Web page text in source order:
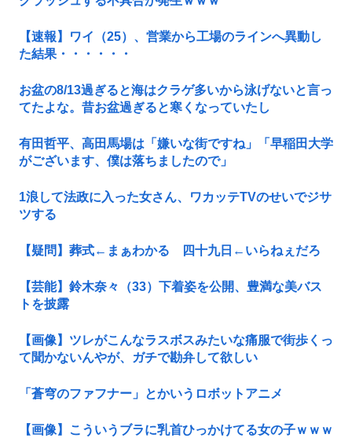
【速報】ワイ（25）、営業から工場のラインへ異動し
た結果・・・・・・
お盆の8/13過ぎると海はクラゲ多いから泳げないと言っ
てたよな。昔お盆過ぎると寒くなっていたし
有田哲平、高田馬場は「嫌いな街ですね」「早稲田大学
がございます、僕は落ちましたので」
1浪して法政に入った女さん、ワカッテTVのせいでジサ
ツする
【疑問】葬式←まぁわかる 四十九日←いらねぇだろ
【芸能】鈴木奈々（33）下着姿を公開、豊満な美バス
トを披露
【画像】ツレがこんなラスボスみたいな痛服で街歩くっ
て聞かないんやが、ガチで勘弁して欲しい
「蒼穹のファフナー」とかいうロボットアニメ
【画像】こういうブラに乳首ひっかけてる女の子ｗｗｗ